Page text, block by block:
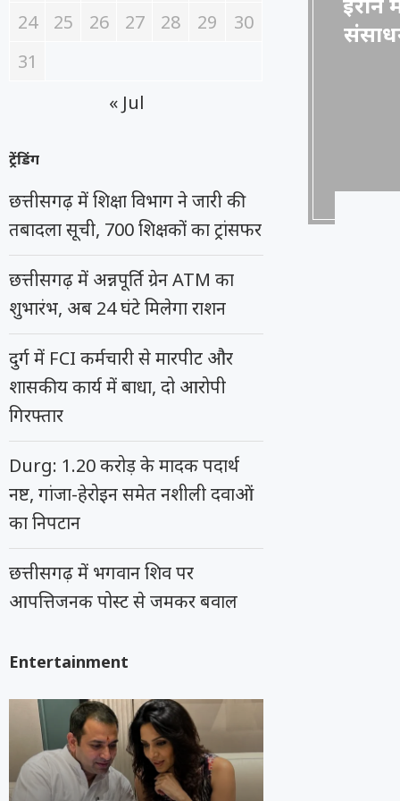
24 25 26 27 28 29
30
31
« Jul
ट्रेंडिंग
छत्तीसगढ़ में शिक्षा विभाग ने जारी की
तबादला सूची, 700 शिक्षकों का ट्रांसफर
छत्तीसगढ़ में अन्नपूर्ति ग्रेन ATM का
शुभारंभ, अब 24 घंटे मिलेगा राशन
दुर्ग में FCI कर्मचारी से मारपीट और
शासकीय कार्य में बाधा, दो आरोपी
गिरफ्तार
Durg: 1.20 करोड़ के मादक पदार्थ
नष्ट, गांजा-हेरोइन समेत नशीली दवाओं
का निपटान
छत्तीसगढ़ में भगवान शिव पर
आपत्तिजनक पोस्ट से जमकर बवाल
Entertainment